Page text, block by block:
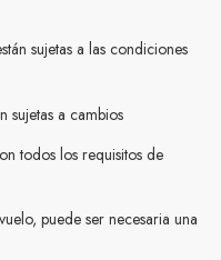
sujetas a las condiciones
sujetas a cambios
todos los requisitos de
puede ser necesaria una